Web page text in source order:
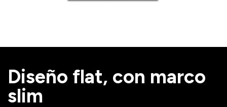
Diseño flat, con marco
slim